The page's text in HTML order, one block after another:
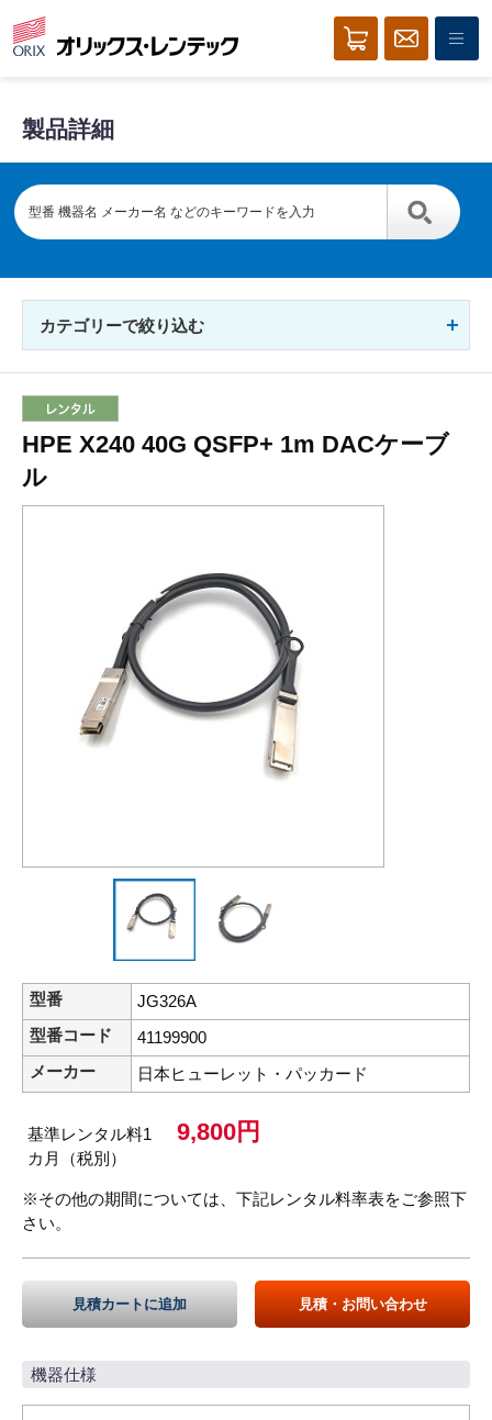
製品詳細
カテゴリーで絞り込む
HPE X240 40G QSFP+ 1m DACケーブ
ル
型番
JG326A
型番コード
41199900
メーカー
日本ヒューレット・パッカード
基準レンタル料1
カ月（税別）
9,800円
※その他の期間については、下記レンタル料率表をご参照下
さい。
見積カートに追加 見積・お問い合わせ
機器仕様